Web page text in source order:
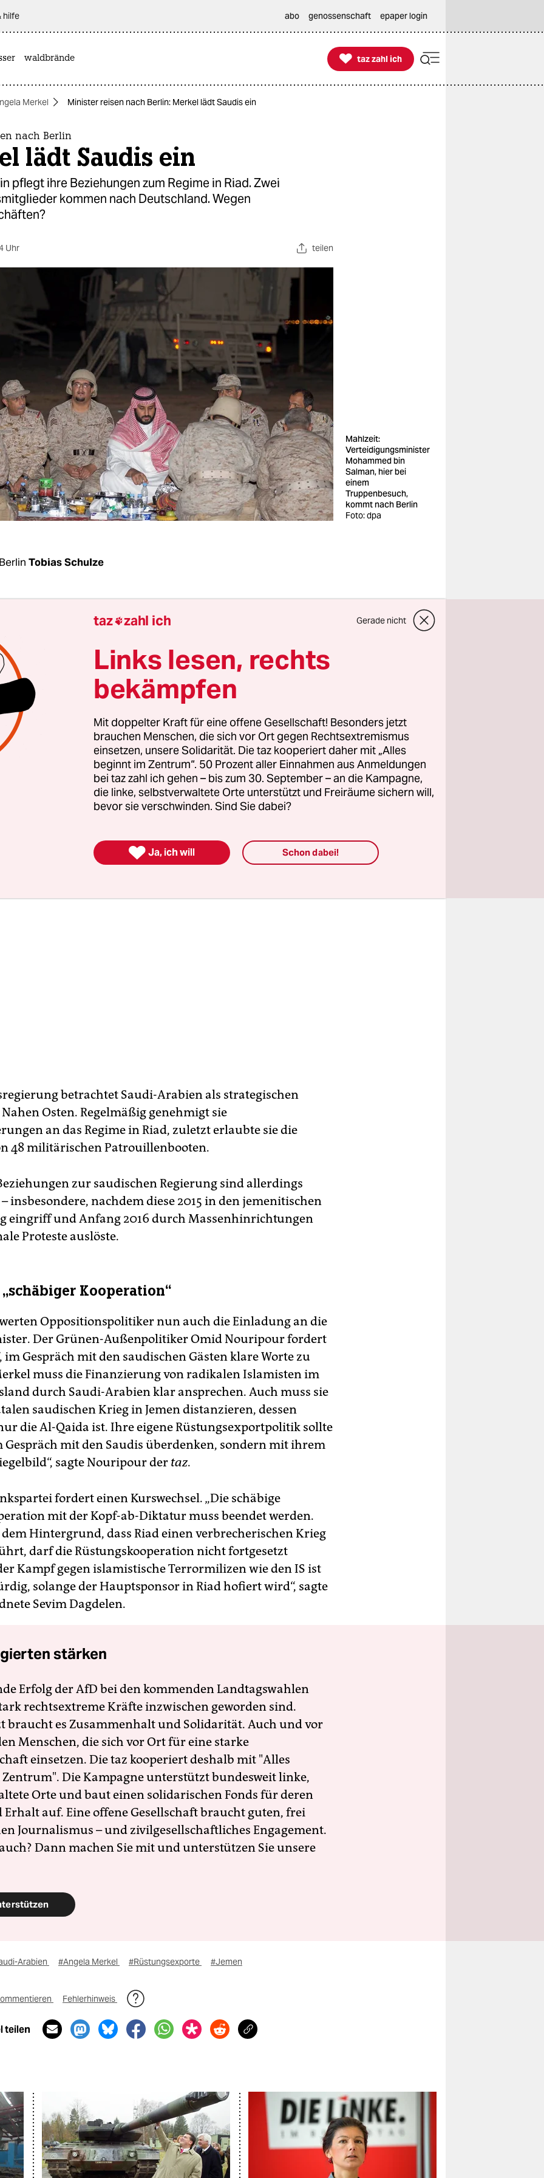
hilfe abo genossenschaft epaper login
waldbrände 
taz zahl ich
taz zahl ich
Merkel Minister reisen nach Berlin: Merkel lädt Saudis ein
nach Berlin
lädt Saudis ein
pflegt ihre Beziehungen zum Regime in Riad. Zwei
kommen nach Deutschland. Wegen
Uhr teilen
Mahlzeit:
Verteidigungsminister
Mohammed bin
Salman, hier bei
einem
Truppenbesuch,
kommt nach Berlin
Foto: dpa
Tobias Schulze
Kritik an der Politik Saudi-Arabiens hat
Angela Merkel zwei Minister des Landes nach
eingeladen. Innenminister Mohammed bin Naif und
Mohammed bin Salman werden
Ende 2016 nach Berlin reisen. „Wir arbeiten an diesen
auf Einladung von Kanzlerin Angela Merkel stattfinden
der deutsche Botschafter in Riad, Boris Ruge,der
Saudi
Inhalt der geplanten Gespräche bleiben zunächst offen.
gerade nichts zu sagen“, beteuerte eine
in Berlin. Unklar ist damit auch, ob weitere
betrachtet Saudi-Arabien als strategischen
Osten. Regelmäßig genehmigt sie
an das Regime in Riad, zuletzt erlaubte sie die
48 militärischen Patrouillenbooten.
zur saudischen Regierung sind allerdings
insbesondere, nachdem diese 2015 in den jemenitischen
eingriff und Anfang 2016 durch Massenhinrichtungen
Proteste auslöste.
Kooperation“
Oppositionspolitiker nun auch die Einladung an die
Der Grünen-Außenpolitiker Omid Nouripour fordert
Gespräch mit den saudischen Gästen klare Worte zu
muss die Finanzierung von radikalen Islamisten im
durch Saudi-Arabien klar ansprechen. Auch muss sie
saudischen Krieg in Jemen distanzieren, dessen
die Al-Qaida ist. Ihre eigene Rüstungsexportpolitik sollte
Gespräch mit den Saudis überdenken, sondern mit ihrem
sagte Nouripour der taz.
fordert einen Kurswechsel. „Die schäbige
mit der Kopf-ab-Diktatur muss beendet werden.
dem Hintergrund, dass Riad einen verbrecherischen Krieg
darf die Rüstungskooperation nicht fortgesetzt
Kampf gegen islamistische Terrormilizen wie den IS ist
solange der Hauptsponsor in Riad hofiert wird“, sagte
Sevim Dagdelen.
stärken
Erfolg der AfD bei den kommenden Landtagswahlen
rechtsextreme Kräfte inzwischen geworden sind.
braucht es Zusammenhalt und Solidarität. Auch und vor
Menschen, die sich vor Ort für eine starke
einsetzen. Die taz kooperiert deshalb mit "Alles
Die Kampagne unterstützt bundesweit linke,
Orte und baut einen solidarischen Fonds für deren
Erhalt auf. Eine offene Gesellschaft braucht guten, frei
Journalismus – und zivilgesellschaftliches Engagement.
Dann machen Sie mit und unterstützen Sie unsere
Arabien #Angela Merkel #Rüstungsexporte #Jemen
Fehlerhinweis
teilen
taz zahl ich Gerade nicht
Links lesen, rechts
bekämpfen
Mit doppelter Kraft für eine offene Gesellschaft! Besonders jetzt
brauchen Menschen, die sich vor Ort gegen Rechtsextremismus
einsetzen, unsere Solidarität. Die taz kooperiert daher mit „Alles
beginnt im Zentrum“. 50 Prozent aller Einnahmen aus Anmeldungen
bei taz zahl ich gehen – bis zum 30. September – an die Kampagne,
die linke, selbstverwaltete Orte unterstützt und Freiräume sichern will,
bevor sie verschwinden. Sind Sie dabei?
 Ja, ich will Schon dabei!